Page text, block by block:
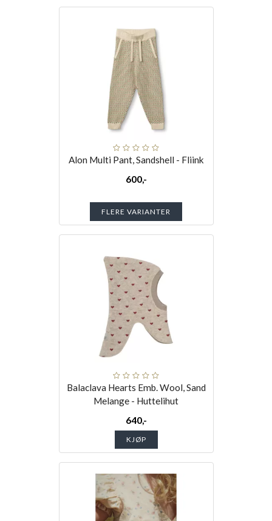
Alon Multi Pant, Sandshell - Fliink
600,-
FLERE VARIANTER
Balaclava Hearts Emb. Wool, Sand
Melange - Huttelihut
640,-
KJØP